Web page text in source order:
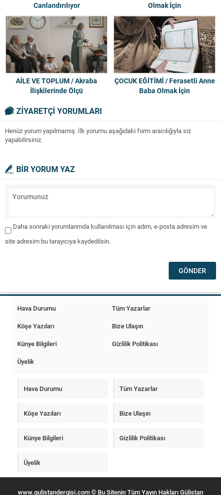
Canlandırılıyor
Olmak İçin
AİLE VE TOPLUM / Akraba
İlişkilerinde Ölçü
ÇOCUK EĞİTİMİ / Ferasetli Anne
Baba Olmak İçin
ZİYARETÇİ YORUMLARI
Henüz yorum yapılmamış. İlk yorumu aşağıdaki form aracılığıyla siz
yapabilirsiniz.
BİR YORUM YAZ
Daha sonraki yorumlarımda kullanılması için adım, e-posta adresim ve
site adresim bu tarayıcıya kaydedilsin.
Hava Durumu
Tüm Yazarlar
Köşe Yazıları
Bize Ulaşın
Künye Bilgileri
Gizlilik Politikası
Üyelik
Hava Durumu Tüm Yazarlar
Köşe Yazıları Bize Ulaşın
Künye Bilgileri Gizlilik Politikası
Üyelik
www.gulistandergisi.com © Bu Sitenin Tüm Yayın Hakları Gülistan